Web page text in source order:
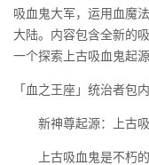
吸血鬼大军，运用血魔
大陆。内容包含全新的
一个探索上古吸血鬼起源
「血之王座」统治者包
新神尊起源：上古吸
上古吸血鬼是不朽的